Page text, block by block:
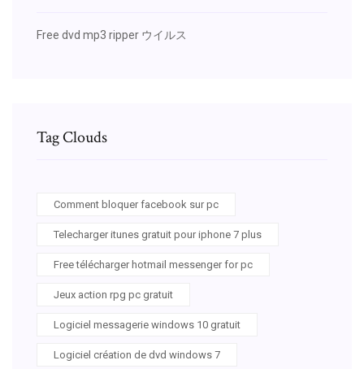
Free dvd mp3 ripper ウイルス
Tag Clouds
Comment bloquer facebook sur pc
Telecharger itunes gratuit pour iphone 7 plus
Free télécharger hotmail messenger for pc
Jeux action rpg pc gratuit
Logiciel messagerie windows 10 gratuit
Logiciel création de dvd windows 7